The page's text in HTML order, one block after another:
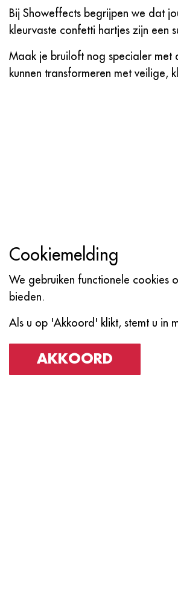
Bij Showeffects begrijpen we dat
kleurvaste confetti hartjes zijn
Maak je bruiloft nog specialer met
kunnen transformeren met veilige,
Cookiemelding
We gebruiken functionele cookies
bieden.
Als u op 'Akkoord' klikt, stemt u in
AKKOORD